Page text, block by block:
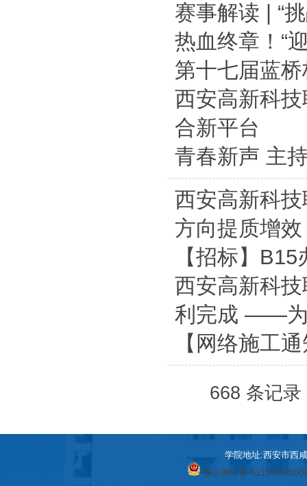
赛事解读 | “
热血终章！“
第十七届蓝
西安高新科
合新平台
青春新声 主
西安高新科
方向提质增效
【招标】
西安高新科
利完成 ——为
【网络施工
668 条记
学院地址:西安市西
陕公网安备